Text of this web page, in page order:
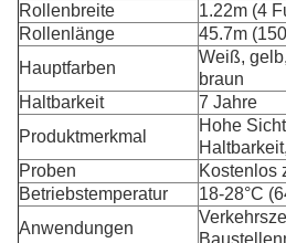
Rollenbreite
1.22m (4
Rollenlänge
45.7m
Hauptfarben
Weiß,
braun
Haltbarkeit
7 Jahre
Produktmerkmal
Hohe
Haltbarkeit,
Proben
Kostenlos
Betriebstemperatur
18-28°C
Anwendungen